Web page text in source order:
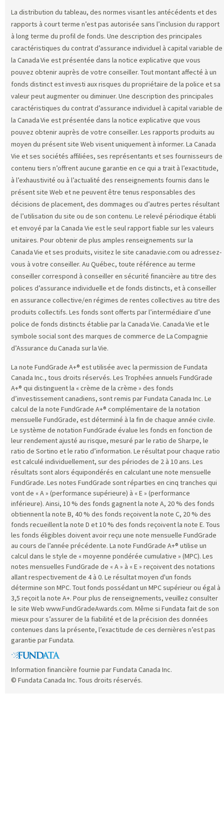
La distribution du tableau, des normes visant les antécédents et des
rapports à court terme n’est pas autorisée sans l’inclusion du rapport
à long terme du profil de fonds. Une description des principales
caractéristiques du contrat d’assurance individuel à capital variable de
la Canada Vie est présentée dans la notice explicative que vous
pouvez obtenir auprès de votre conseiller. Tout montant affecté à un
fonds distinct est investi aux risques du propriétaire de la police et sa
valeur peut augmenter ou diminuer. Une description des principales
caractéristiques du contrat d’assurance individuel à capital variable de
la Canada Vie est présentée dans la notice explicative que vous
pouvez obtenir auprès de votre conseiller. Les rapports produits au
moyen du présent site Web visent uniquement à informer. La Canada
Vie et ses sociétés affiliées, ses représentants et ses fournisseurs de
contenu tiers n’offrent aucune garantie en ce qui a trait à l’exactitude,
à l’exhaustivité ou à l’actualité des renseignements fournis dans le
présent site Web et ne peuvent être tenus responsables des
décisions de placement, des dommages ou d’autres pertes résultant
de l’utilisation du site ou de son contenu. Le relevé périodique établi
et envoyé par la Canada Vie est le seul rapport fiable sur les valeurs
unitaires. Pour obtenir de plus amples renseignements sur la
Canada Vie et ses produits, visitez le site canadavie.com ou adressez-
vous à votre conseiller. Au Québec, toute référence au terme
conseiller correspond à conseiller en sécurité financière au titre des
polices d’assurance individuelle et de fonds distincts, et à conseiller
en assurance collective/en régimes de rentes collectives au titre des
produits collectifs. Les fonds sont offerts par l’intermédiaire d’une
police de fonds distincts établie par la Canada Vie. Canada Vie et le
symbole social sont des marques de commerce de La Compagnie
d’Assurance du Canada sur la Vie.
La note FundGrade A+® est utilisée avec la permission de Fundata
Canada Inc., tous droits réservés. Les Trophées annuels FundGrade
A+® qui distinguent la « crème de la crème » des fonds
d’investissement canadiens, sont remis par Fundata Canada Inc. Le
calcul de la note FundGrade A+® complémentaire de la notation
mensuelle FundGrade, est déterminé à la fin de chaque année civile.
Le système de notation FundGrade évalue les fonds en fonction de
leur rendement ajusté au risque, mesuré par le ratio de Sharpe, le
ratio de Sortino et le ratio d’information. Le résultat pour chaque ratio
est calculé individuellement, sur des périodes de 2 à 10 ans. Les
résultats sont alors équipondérés en calculant une note mensuelle
FundGrade. Les notes FundGrade sont réparties en cinq tranches qui
vont de « A » (performance supérieure) à « E » (performance
inférieure). Ainsi, 10 % des fonds gagnent la note A, 20 % des fonds
obtiennent la note B, 40 % des fonds reçoivent la note C, 20 % des
fonds recueillent la note D et 10 % des fonds reçoivent la note E. Tous
les fonds éligibles doivent avoir reçu une note mensuelle FundGrade
au cours de l’année précédente. La note FundGrade A+® utilise un
calcul dans le style de « moyenne pondérée cumulative » (MPC). Les
notes mensuelles FundGrade de « A » à « E » reçoivent des notations
allant respectivement de 4 à 0. Le résultat moyen d'un fonds
détermine son MPC. Tout fonds possédant un MPC supérieur ou égal à
3,5 reçoit la note A+. Pour plus de renseignements, veuillez consulter
le site Web www.FundGradeAwards.com. Même si Fundata fait de son
mieux pour s’assurer de la fiabilité et de la précision des données
contenues dans la présente, l’exactitude de ces dernières n’est pas
garantie par Fundata.
Information financière fournie par Fundata Canada Inc.
© Fundata Canada Inc. Tous droits réservés.